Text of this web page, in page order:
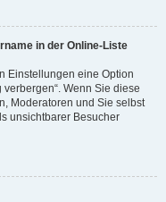
in der Online-Liste
Einstellungen eine Option
Wenn Sie diese
Moderatoren und Sie selbst
unsichtbarer Besucher